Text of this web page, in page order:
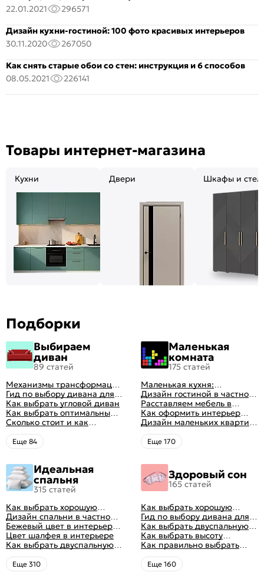
22.01.2021
296571
Дизайн кухни-гостиной: 100 фото красивых интерьеров
30.11.2020
267050
Как снять старые обои со стен: инструкция и 6 способов
08.05.2021
226141
Товары интернет-магазина
Кухни Двери Шкафы и
Подборки
Выбираем
диван
89 статей
Механизмы трансформации
диванов: все виды,
особенности, плюсы и
минусы
Гид по выбору дивана для
сна
Как выбрать угловой диван
Как выбрать оптимальный
цвет стен в гостиной: 50
фото и идей оформления
Сколько стоит и как
перетянуть диван
Eще 84
Маленькая
комната
175 статей
Маленькая кухня:
планировка, стили, цвет и
рисунок, реальные фото
Дизайн гостиной в частном
доме: 50 вариантов с фото
Расставляем мебель в
гостиной: главные правила
рациональной планировки
Как оформить интерьер
однокомнатной квартиры:
47 классных идей с фото
Дизайн маленьких квартир:
10 идей для дизайна
интерьера с фото
Eще 170
Идеальная
спальня
315 статей
Как выбрать хорошую
кровать для сна
Дизайн спальни в частном
доме: множество идей
оформления идеальных
интерьеров
Бежевый цвет в интерьере
спальни 2024, 40 красивых
интерьеров с фото
Цвет шалфея в интерьере
Как выбрать двуспальную
кровать и матрас
правильно: советы и фото в
интерьере
Eще 310
Здоровый сон
165 статей
Как выбрать хорошую
кровать для сна
Гид по выбору дивана для
сна
Как выбрать двуспальную
кровать и матрас
правильно: советы и фото в
интерьере
Как выбрать высоту
матраса
Как правильно выбрать
ортопедический матрас
Eще 160